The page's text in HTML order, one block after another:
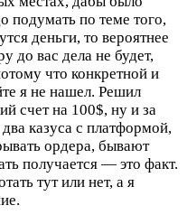
подумать по теме того,
деньги, то вероятнее
до вас дела не будет,
что конкретной и
я не нашел. Решил
счет на 100$, ну и за
казуса с платформой,
ордера, бывают
получается — это факт.
тут или нет, а я